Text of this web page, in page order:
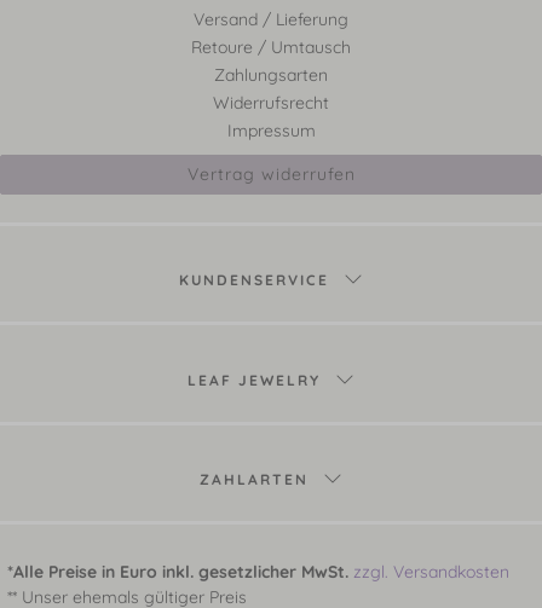
Versand / Lieferung
Retoure / Umtausch
Zahlungsarten
Widerrufsrecht
Impressum
Vertrag widerrufen
KUNDENSERVICE
LEAF JEWELRY
ZAHLARTEN
*Alle Preise in Euro inkl. gesetzlicher MwSt. zzgl. Versandkosten
** Unser ehemals gültiger Preis